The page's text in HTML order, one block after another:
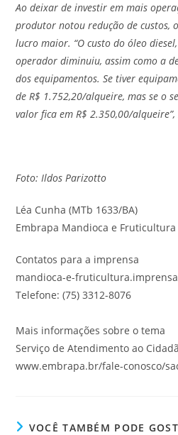
Ao deixar de investir em mais
produtor notou redução de custos,
lucro maior. “O custo do óleo
operador diminuiu, assim como a
dos equipamentos. Se tiver
de R$ 1.752,20/alqueire, mas se o
valor fica em R$ 2.350,00/
Foto: Ildos Parizotto
Léa Cunha (MTb 1633/BA)
Embrapa Mandioca e Fruticultura
Contatos para a imprensa
mandioca-e-
Telefone: (75) 3312-8076
Mais informações sobre o tema
Serviço de Atendimento ao
www.embrapa.br/fale-conosco/
VOCÊ TAMBÉM PODE